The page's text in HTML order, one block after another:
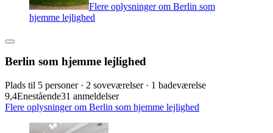
Flere oplysninger om Berlin som
hjemme lejlighed
Berlin som hjemme lejlighed
Plads til 5 personer · 2 soveværelser · 1 badeværelse
9,4Enestående31 anmeldelser
Flere oplysninger om Berlin som hjemme lejlighed